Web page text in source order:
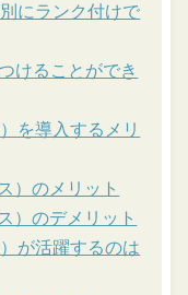
にランク付けで
けることができ
を導入するメリ
）のメリット
）のデメリット
が活躍するのは